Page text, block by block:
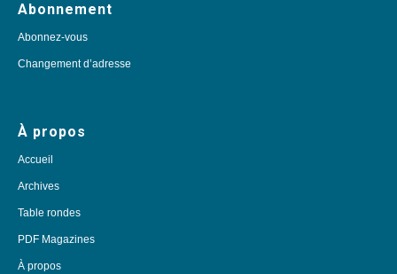
Abonnement
Abonnez-vous
Changement d’adresse
À propos
Accueil
Archives
Table rondes
PDF Magazines
À propos